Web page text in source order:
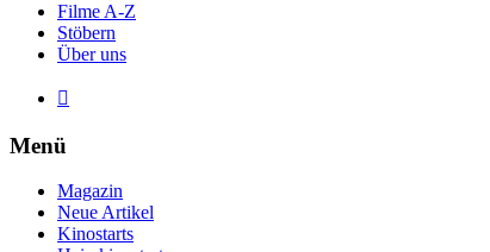
Filme A-Z
Stöbern
Über uns

Menü
Magazin
Neue Artikel
Kinostarts